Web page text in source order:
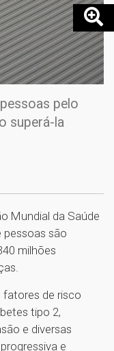
pelo
superá-la
Mundial da Saúde
pessoas são
milhões
fatores de risco
tipo 2,
e diversas
e